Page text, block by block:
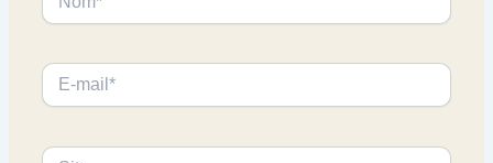
E-
mail*
Site